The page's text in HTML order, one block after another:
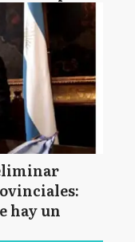
hay un